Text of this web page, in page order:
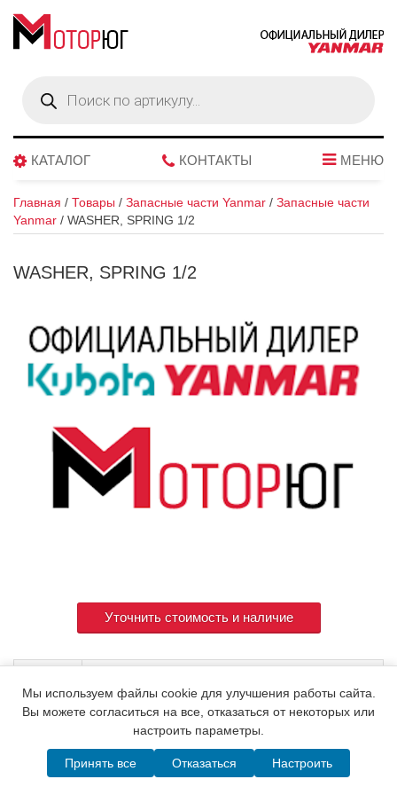
товаров
КАТАЛОГ КОНТАКТЫ МЕНЮ
Главная / Товары / Запасные части Yanmar / Запасные части
Yanmar / WASHER, SPRING 1/2
WASHER, SPRING 1/2
Уточнить стоимость и наличие
© 2015. Все права защищены.Мотор-Юг
Написать в MAX Telegram WhatsApp Позвонить
Мы используем файлы cookie для улучшения работы сайта.
Вы можете согласиться на все, отказаться от некоторых или
настроить параметры.
Принять все Отказаться Настроить